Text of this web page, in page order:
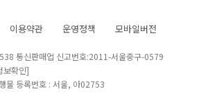
이용약관 운영정책 모바일버전
통신판매업 신고번호:2011-서울중구-0579
보확인]
물 등록번호 : 서울, 아02753